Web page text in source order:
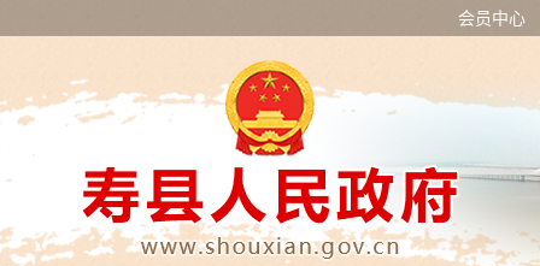
会员中心